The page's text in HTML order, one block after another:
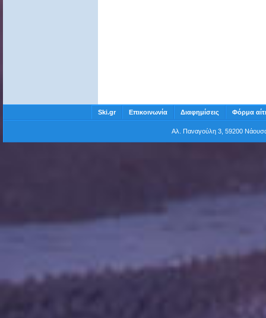
Ski.gr Επικοινωνία Διαφημίσεις Φόρμα
Αλ. Παναγούλη 3, 59200